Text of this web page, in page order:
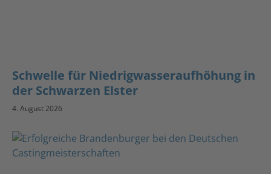
Schwelle für Niedrigwasseraufhöhung in
der Schwarzen Elster
4. August 2026